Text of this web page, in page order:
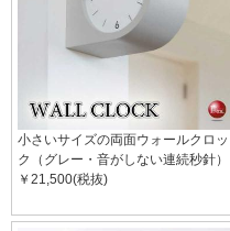
小さいサイズの両面ウォールクロッ
ク（グレー・音がしない連続秒針）
￥21,500(税抜)